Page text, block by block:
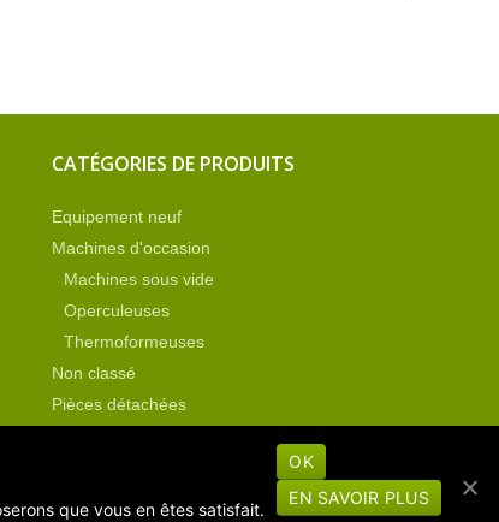
CATÉGORIES DE PRODUITS
Equipement neuf
Machines d'occasion
Machines sous vide
Operculeuses
Thermoformeuses
Non classé
Pièces détachées
que vous en êtes satisfait.
OK
EN SAVOIR PLUS